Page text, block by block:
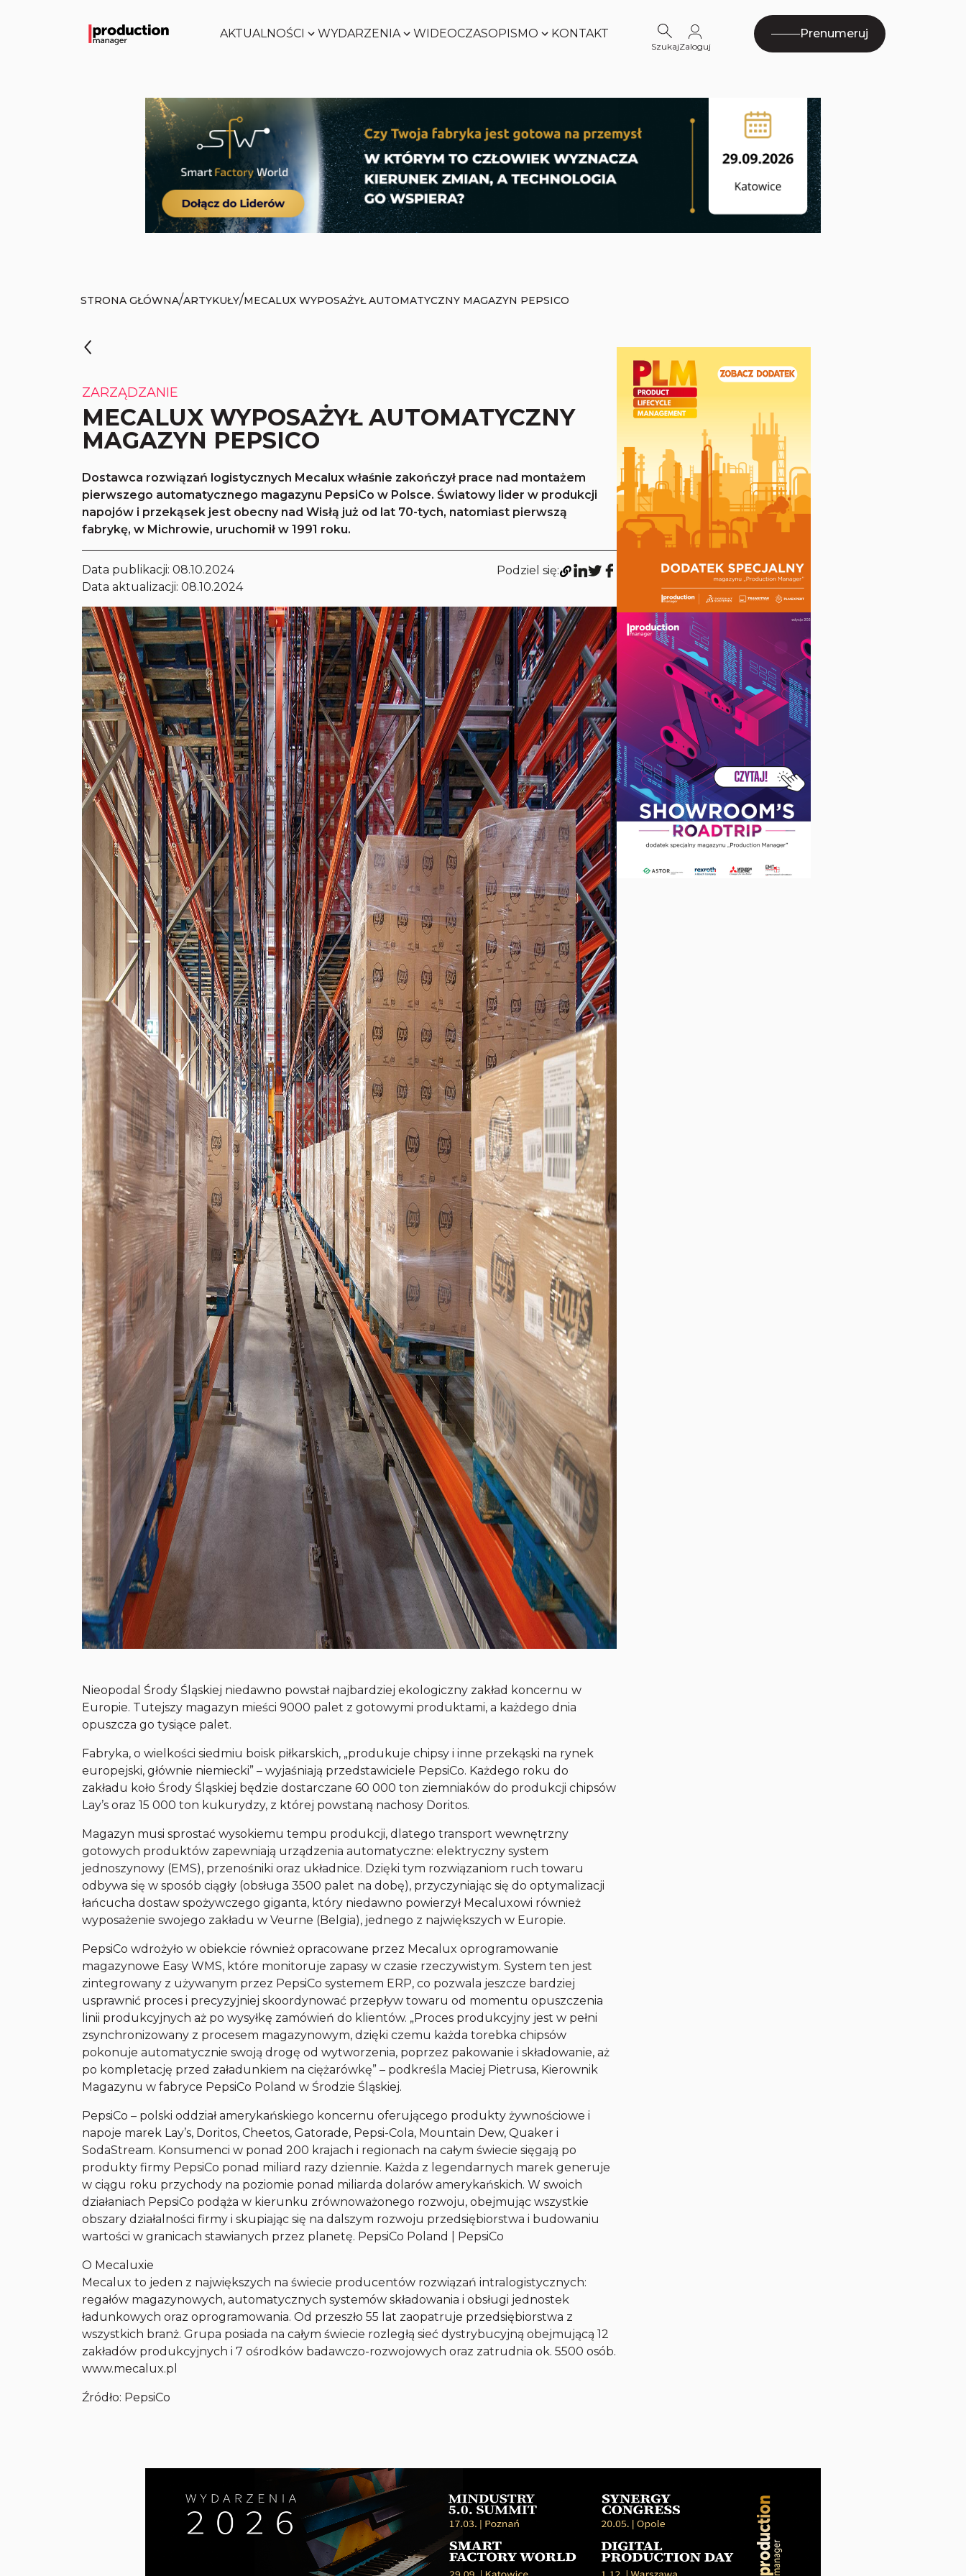
AKTUALNOŚCI WYDARZENIA
SMART
FACTORY
WORLD
WIDEOCZASOPISMO KONTAKT
SzukajZaloguj
Prenumeruj
FACTORY
WORLD
Zobacz
STRONA GŁÓWNA/ARTYKUŁY/MECALUX WYPOSAŻYŁ AUTOMATYCZNY MAGAZYN PEPSICO
ZARZĄDZANIE
MECALUX WYPOSAŻYŁ AUTOMATYCZNY
MAGAZYN PEPSICO
Dostawca rozwiązań logistycznych Mecalux właśnie zakończył prace nad montażem
pierwszego automatycznego magazynu PepsiCo w Polsce. Światowy lider w produkcji
napojów i przekąsek jest obecny nad Wisłą już od lat 70-tych, natomiast pierwszą
fabrykę, w Michrowie, uruchomił w 1991 roku.
Data publikacji:08.10.2024
Data aktualizacji: 08.10.2024
Podziel się:
Nieopodal Środy Śląskiej niedawno powstał najbardziej ekologiczny zakład koncernu w
Europie. Tutejszy magazyn mieści 9000 palet z gotowymi produktami, a każdego dnia
opuszcza go tysiące palet.
Fabryka, o wielkości siedmiu boisk piłkarskich, „produkuje chipsy i inne przekąski na rynek
europejski, głównie niemiecki” – wyjaśniają przedstawiciele PepsiCo. Każdego roku do
zakładu koło Środy Śląskiej będzie dostarczane 60 000 ton ziemniaków do produkcji chipsów
Lay’s oraz 15 000 ton kukurydzy, z której powstaną nachosy Doritos.
Magazyn musi sprostać wysokiemu tempu produkcji, dlatego transport wewnętrzny
gotowych produktów zapewniają urządzenia automatyczne: elektryczny system
jednoszynowy (EMS), przenośniki oraz układnice. Dzięki tym rozwiązaniom ruch towaru
odbywa się w sposób ciągły (obsługa 3500 palet na dobę), przyczyniając się do optymalizacji
łańcucha dostaw spożywczego giganta, który niedawno powierzył Mecaluxowi również
wyposażenie swojego zakładu w Veurne (Belgia), jednego z największych w Europie.
PepsiCo wdrożyło w obiekcie również opracowane przez Mecalux oprogramowanie
magazynowe Easy WMS, które monitoruje zapasy w czasie rzeczywistym. System ten jest
zintegrowany z używanym przez PepsiCo systemem ERP, co pozwala jeszcze bardziej
usprawnić proces i precyzyjniej skoordynować przepływ towaru od momentu opuszczenia
linii produkcyjnych aż po wysyłkę zamówień do klientów. „Proces produkcyjny jest w pełni
zsynchronizowany z procesem magazynowym, dzięki czemu każda torebka chipsów
pokonuje automatycznie swoją drogę od wytworzenia, poprzez pakowanie i składowanie, aż
po kompletację przed załadunkiem na ciężarówkę” – podkreśla Maciej Pietrusa, Kierownik
Magazynu w fabryce PepsiCo Poland w Środzie Śląskiej.
PepsiCo – polski oddział amerykańskiego koncernu oferującego produkty żywnościowe i
napoje marek Lay’s, Doritos, Cheetos, Gatorade, Pepsi-Cola, Mountain Dew, Quaker i
SodaStream. Konsumenci w ponad 200 krajach i regionach na całym świecie sięgają po
produkty firmy PepsiCo ponad miliard razy dziennie. Każda z legendarnych marek generuje
w ciągu roku przychody na poziomie ponad miliarda dolarów amerykańskich. W swoich
działaniach PepsiCo podąża w kierunku zrównoważonego rozwoju, obejmując wszystkie
obszary działalności firmy i skupiając się na dalszym rozwoju przedsiębiorstwa i budowaniu
wartości w granicach stawianych przez planetę. PepsiCo Poland | PepsiCo
O Mecaluxie
Mecalux to jeden z największych na świecie producentów rozwiązań intralogistycznych:
regałów magazynowych, automatycznych systemów składowania i obsługi jednostek
ładunkowych oraz oprogramowania. Od przeszło 55 lat zaopatruje przedsiębiorstwa z
wszystkich branż. Grupa posiada na całym świecie rozległą sieć dystrybucyjną obejmującą 12
zakładów produkcyjnych i 7 ośrodków badawczo-rozwojowych oraz zatrudnia ok. 5500 osób.
www.mecalux.pl
Źródło: PepsiCo